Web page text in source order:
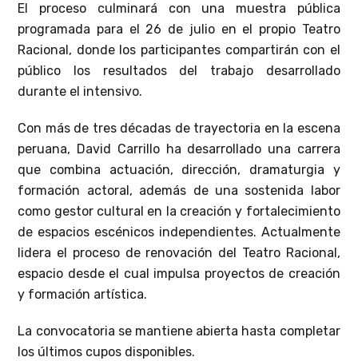
El proceso culminará con una muestra pública
programada para el 26 de julio en el propio Teatro
Racional, donde los participantes compartirán con el
público los resultados del trabajo desarrollado
durante el intensivo.
Con más de tres décadas de trayectoria en la escena
peruana, David Carrillo ha desarrollado una carrera
que combina actuación, dirección, dramaturgia y
formación actoral, además de una sostenida labor
como gestor cultural en la creación y fortalecimiento
de espacios escénicos independientes. Actualmente
lidera el proceso de renovación del Teatro Racional,
espacio desde el cual impulsa proyectos de creación
y formación artística.
La convocatoria se mantiene abierta hasta completar
los últimos cupos disponibles.